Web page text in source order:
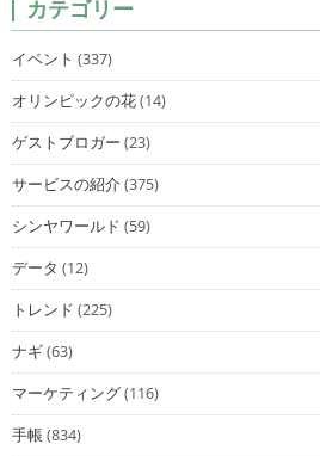
カテゴリー
イベント (337)
オリンピックの花(14)
ゲストブロガー (23)
サービスの紹介(375)
シンヤワールド (59)
データ (12)
トレンド (225)
ナギ(63)
マーケティング(116)
手帳(834)